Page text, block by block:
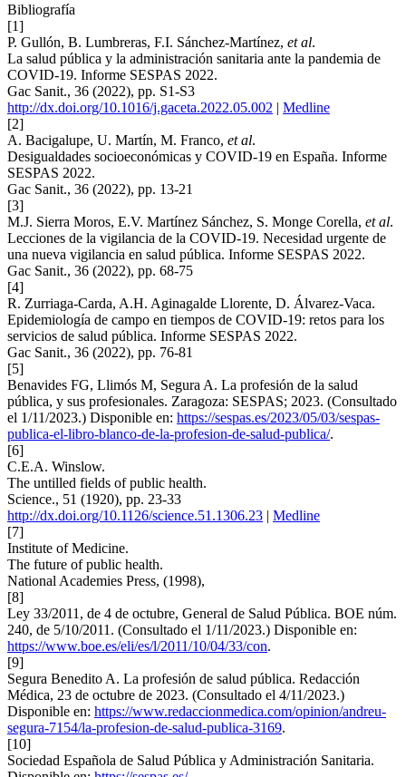
Bibliografía
[1]
P. Gullón, B. Lumbreras, F.I. Sánchez-Martínez, et al.
La salud pública y la administración sanitaria ante la pandemia de
COVID-19. Informe SESPAS 2022.
Gac Sanit., 36 (2022), pp. S1-S3
http://dx.doi.org/10.1016/j.gaceta.2022.05.002 | Medline
[2]
A. Bacigalupe, U. Martín, M. Franco, et al.
Desigualdades socioeconómicas y COVID-19 en España. Informe
SESPAS 2022.
Gac Sanit., 36 (2022), pp. 13-21
[3]
M.J. Sierra Moros, E.V. Martínez Sánchez, S. Monge Corella, et al.
Lecciones de la vigilancia de la COVID-19. Necesidad urgente de
una nueva vigilancia en salud pública. Informe SESPAS 2022.
Gac Sanit., 36 (2022), pp. 68-75
[4]
R. Zurriaga-Carda, A.H. Aginagalde Llorente, D. Álvarez-Vaca.
Epidemiología de campo en tiempos de COVID-19: retos para los
servicios de salud pública. Informe SESPAS 2022.
Gac Sanit., 36 (2022), pp. 76-81
[5]
Benavides FG, Llimós M, Segura A. La profesión de la salud
pública, y sus profesionales. Zaragoza: SESPAS; 2023. (Consultado
el 1/11/2023.) Disponible en: https://sespas.es/2023/05/03/sespas-
publica-el-libro-blanco-de-la-profesion-de-salud-publica/.
[6]
C.E.A. Winslow.
The untilled fields of public health.
Science., 51 (1920), pp. 23-33
http://dx.doi.org/10.1126/science.51.1306.23 | Medline
[7]
Institute of Medicine.
The future of public health.
National Academies Press, (1998),
[8]
Ley 33/2011, de 4 de octubre, General de Salud Pública. BOE núm.
240, de 5/10/2011. (Consultado el 1/11/2023.) Disponible en:
https://www.boe.es/eli/es/l/2011/10/04/33/con.
[9]
Segura Benedito A. La profesión de salud pública. Redacción
Médica, 23 de octubre de 2023. (Consultado el 4/11/2023.)
Disponible en: https://www.redaccionmedica.com/opinion/andreu-
segura-7154/la-profesion-de-salud-publica-3169.
[10]
Sociedad Española de Salud Pública y Administración Sanitaria.